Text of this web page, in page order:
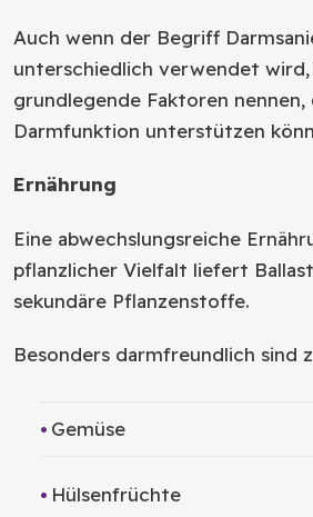
Auch wenn der Begriff
unterschiedlich verwendet wird,
grundlegende Faktoren nennen,
Darmfunktion unterstützen
Ernährung
Eine abwechslungsreiche
pflanzlicher Vielfalt liefert
sekundäre Pflanzenstoffe.
Besonders darmfreundlich sind
Gemüse
Hülsenfrüchte